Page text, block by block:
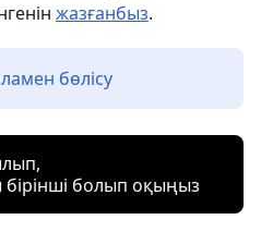
жазғанбыз.
бөлісу
болып оқыңыз